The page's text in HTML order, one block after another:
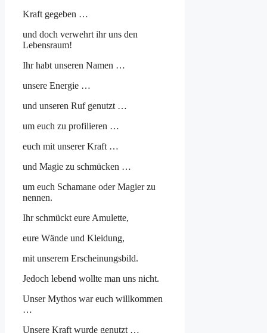
Kraft gegeben …
und doch verwehrt ihr uns den
Lebensraum!
Ihr habt unseren Namen …
unsere Energie …
und unseren Ruf genutzt …
um euch zu profilieren …
euch mit unserer Kraft …
und Magie zu schmücken …
um euch Schamane oder Magier zu
nennen.
Ihr schmückt eure Amulette,
eure Wände und Kleidung,
mit unserem Erscheinungsbild.
Jedoch lebend wollte man uns nicht.
Unser Mythos war euch willkommen
…
Unsere Kraft wurde genutzt …